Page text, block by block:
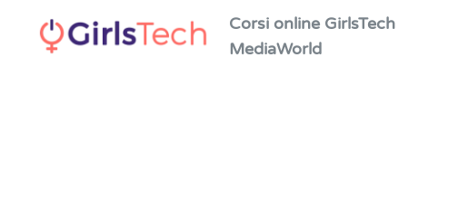
Skip to main content
Corsi online GirlsTech
MediaWorld